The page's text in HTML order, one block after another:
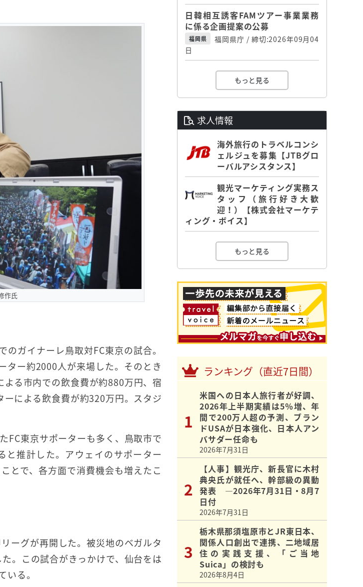
作氏
ガイナーレ鳥取対FC東京の試合。
ター約2000人が来場した。そのとき
る市内での飲食費が約880万円、宿
による飲食費が約320万円。スタジ
FC東京サポーターも多く、鳥取市で
と推計した。アウェイのサポーター
とで、各方面で消費機会も増えたこ
ーグが再開した。被災地のベガルタ
。この試合がきっかけで、仙台をは
る。
日韓相互誘客FAMツアー事業業務
に係る企画提案の公募
福岡県
福岡県庁 / 締切:2026年09月04
日
もっと見る
求人情報
海外旅行のトラベルコンシ
ェルジュを募集【JTBグロ
ーバルアシスタンス】
観光マーケティング実務ス
タッフ（旅行好き大歓
迎！）【株式会社マーケテ
ィング・ボイス】
もっと見る
ランキング（直近7日間）
米国への日本人旅行者が好調、
2026年上半期実績は5％増、年
間で200万人超の予測、ブラン
ドUSAが日本強化、日本人アン
バサダー任命も
2026年7月31日
【人事】観光庁、新長官に木村
典央氏が就任へ、幹部級の異動
発表 ―2026年7月31日・8月7
日付
2026年7月31日
栃木県那須塩原市とJR東日本、
関係人口創出で連携、二地域居
住の実践支援、「ご当地
Suica」の検討も
2026年8月4日